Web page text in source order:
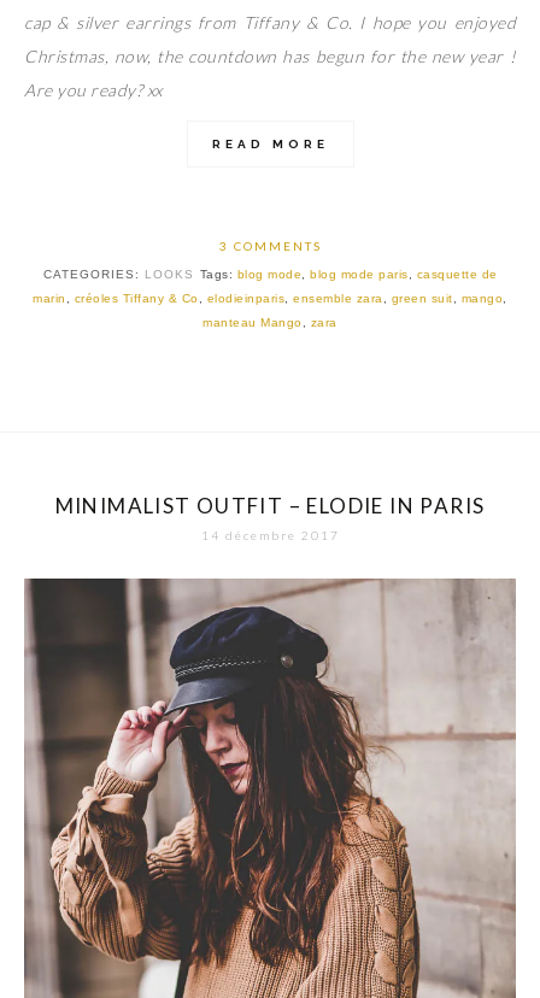
cap & silver earrings from Tiffany & Co. I hope you enjoyed
Christmas, now, the countdown has begun for the new year !
Are you ready? xx
READ MORE
3 COMMENTS
CATEGORIES: LOOKS Tags: blog mode blog mode paris
casquette de
marin
créoles Tiffany & Co elodieinparis ,ensemble zara green suit mango
manteau Mango
zara
MINIMALIST OUTFIT – ELODIE IN PARIS
14 décembre 2017